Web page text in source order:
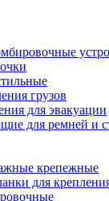
грузов
для эвакуации
для ремней и
крепежные
для